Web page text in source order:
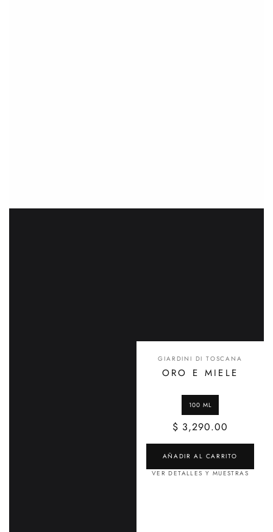
GIARDINI DI TOSCANA
ORO E MIELE
$ 3,290.00
AÑADIR AL CARRITO
VER DETALLES Y MUESTRAS